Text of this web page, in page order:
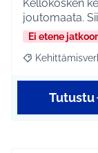
Kellokosken
joutomaata.
Ei etene
Rajaa tulokset
Tutustu